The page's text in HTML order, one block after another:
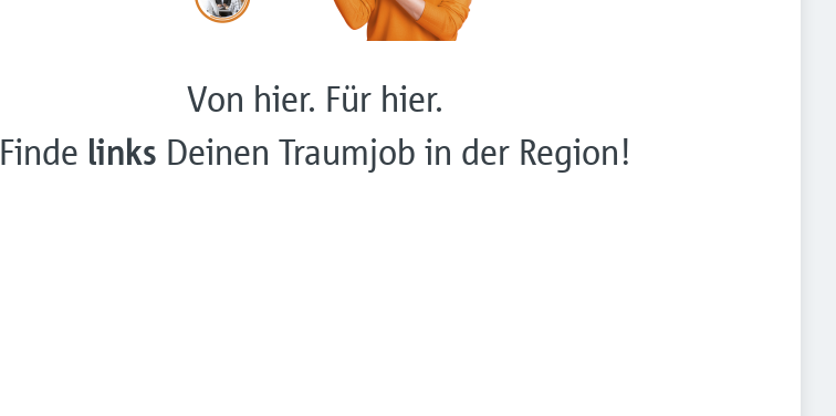
Von hier. Für hier.
Finde links Deinen Traumjob in der Region!